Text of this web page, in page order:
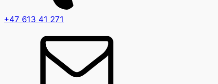
+47 613 41 271